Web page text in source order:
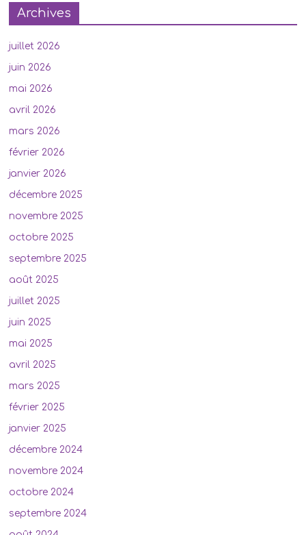
Archives
juillet 2026
juin 2026
mai 2026
avril 2026
mars 2026
février 2026
janvier 2026
décembre 2025
novembre 2025
octobre 2025
septembre 2025
août 2025
juillet 2025
juin 2025
mai 2025
avril 2025
mars 2025
février 2025
janvier 2025
décembre 2024
novembre 2024
octobre 2024
septembre 2024